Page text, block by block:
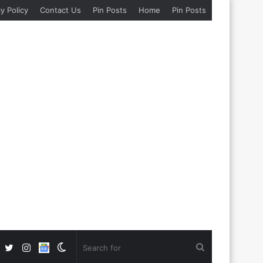
Policy Contact Us Pin Posts Home Pin Posts
Switch
Google
Instagram
Twitter
Facebook